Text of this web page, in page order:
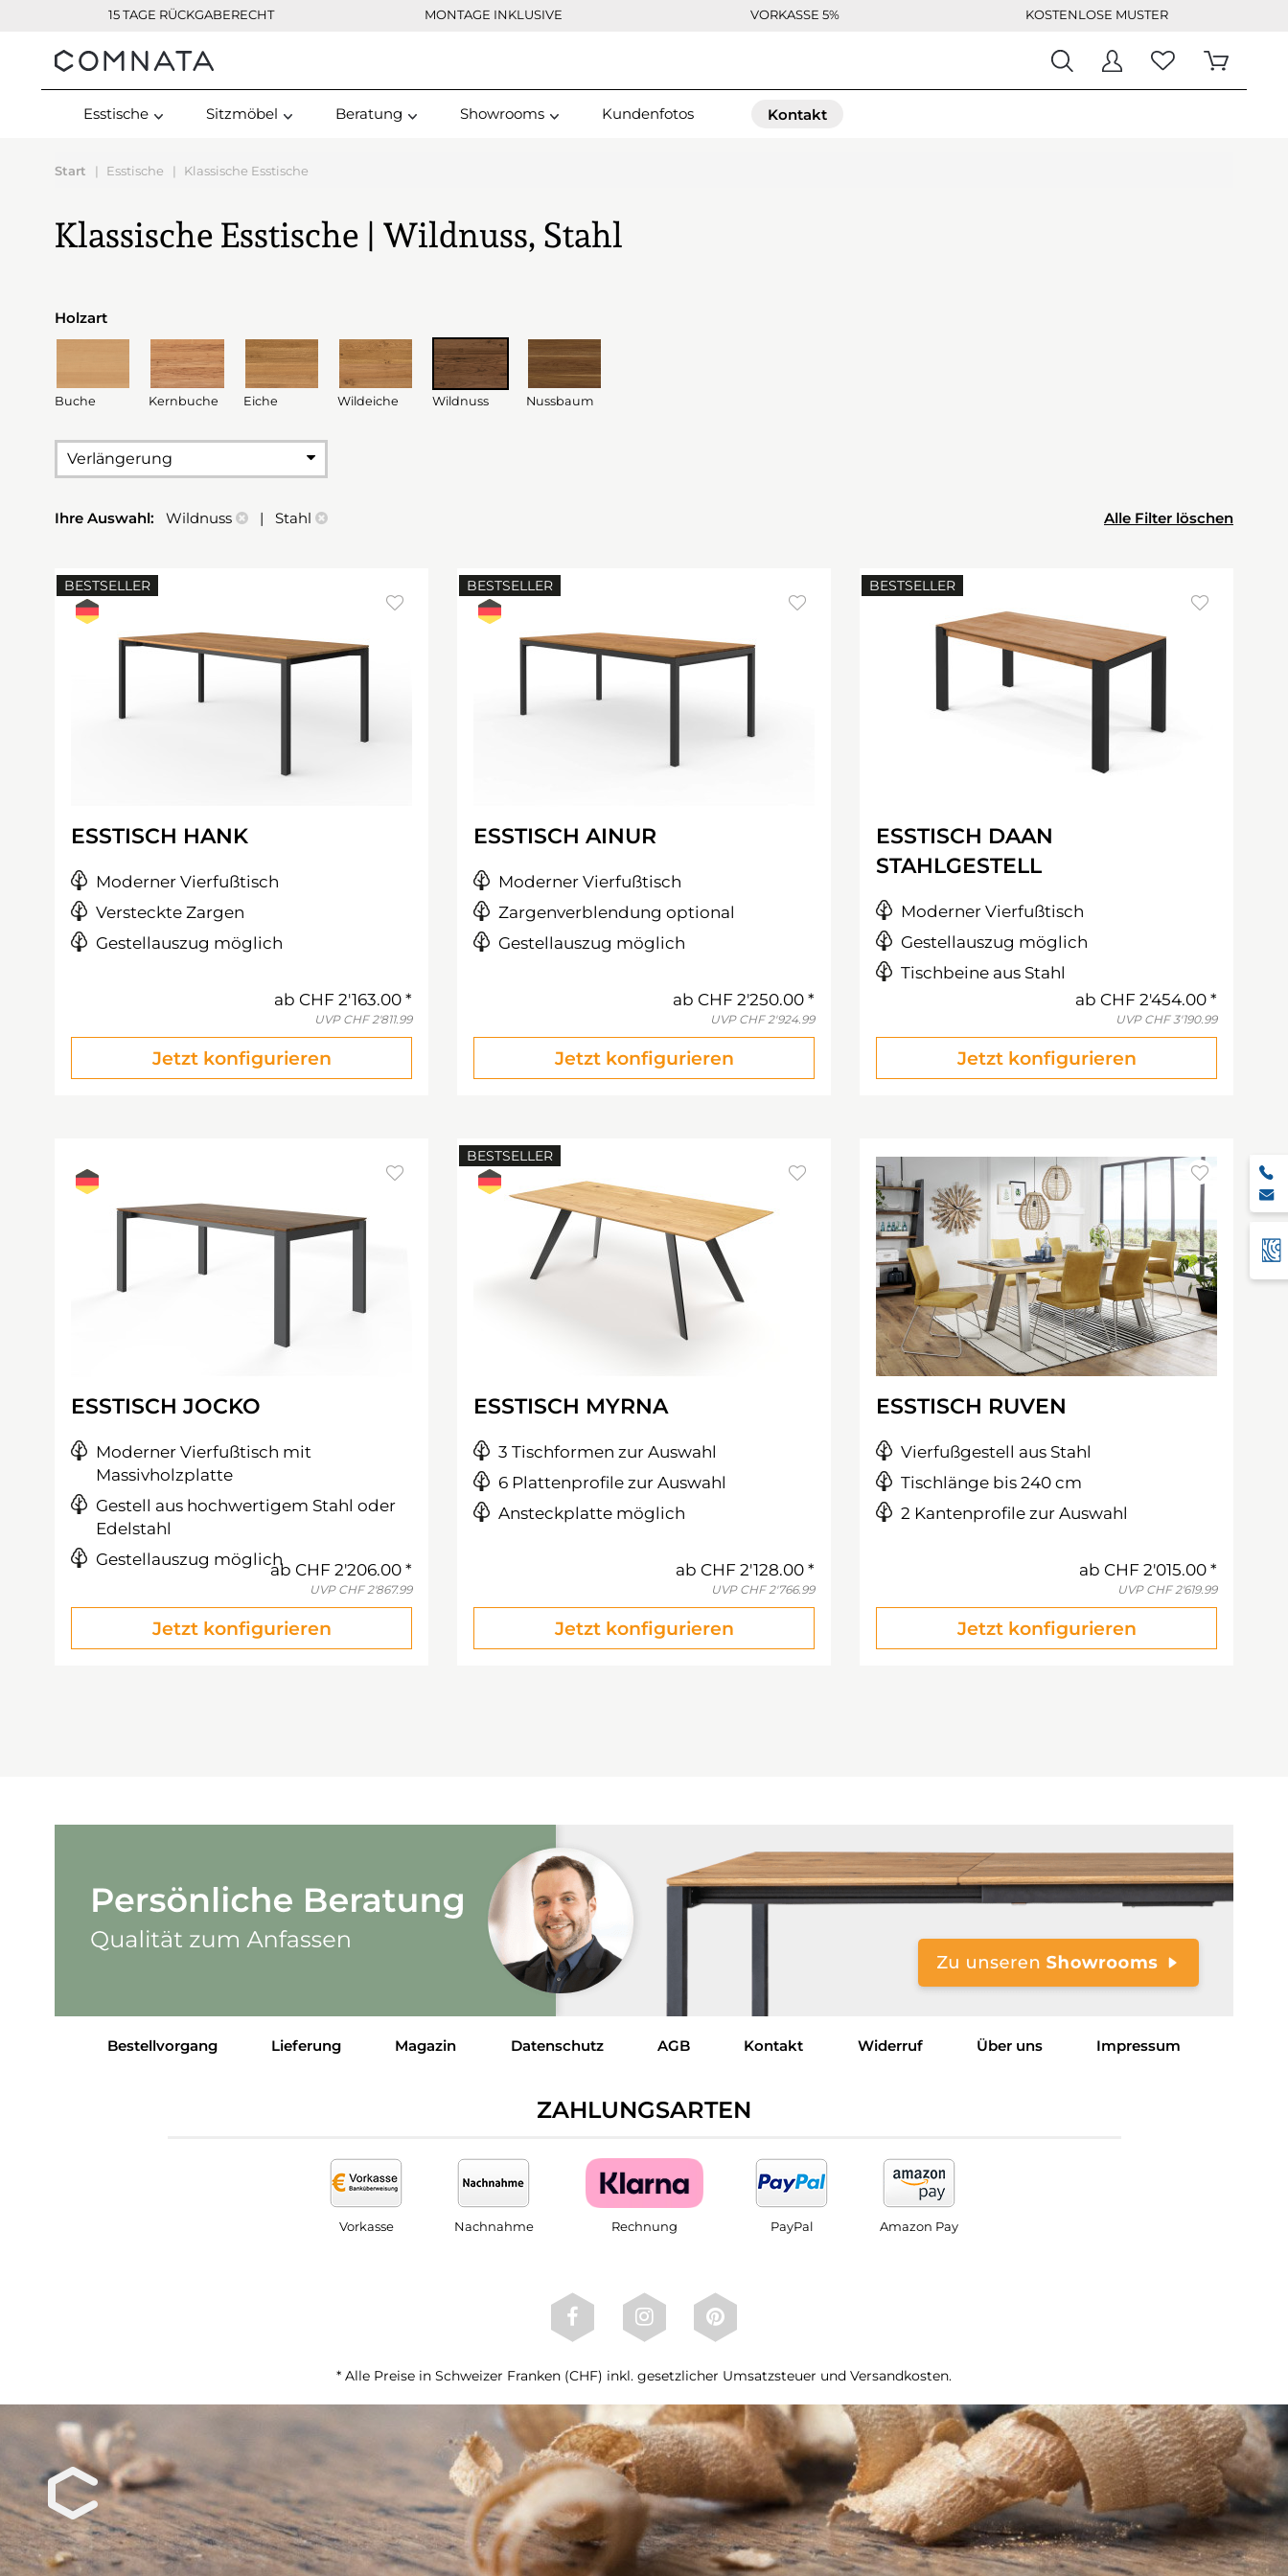
15 TAGE RÜCKGABERECHT MONTAGE INKLUSIVE VORKASSE 5% KOSTENLOSE MUSTER
Kontakt
Esstische Sitzmöbel Beratung Showrooms Kundenfotos Kontakt
Start Esstische Klassische Esstische
Klassische Esstische | Wildnuss, Stahl
Holzart
Buche Kernbuche Eiche Wildeiche Wildnuss Nussbaum
Verlängerung
Ihre Auswahl: Wildnuss | Stahl Alle Filter löschen
BESTSELLER
ESSTISCH HANK
Moderner Vierfußtisch
Versteckte Zargen
Gestellauszug möglich
ab CHF 2'163.00
UVP CHF 2'811.99
Jetzt konfigurieren
BESTSELLER
ESSTISCH AINUR
Moderner Vierfußtisch
Zargenverblendung optional
Gestellauszug möglich
ab CHF 2'250.00
UVP CHF 2'924.99
Jetzt konfigurieren
BESTSELLER
ESSTISCH DAAN
STAHLGESTELL
Moderner Vierfußtisch
Gestellauszug möglich
Tischbeine aus Stahl
ab CHF 2'454.00
UVP CHF 3'190.99
Jetzt konfigurieren
ESSTISCH JOCKO
Moderner Vierfußtisch mit
Massivholzplatte
Gestell aus hochwertigem Stahl oder
Edelstahl
Gestellauszug möglich
ab CHF 2'206.00
UVP CHF 2'867.99
Jetzt konfigurieren
BESTSELLER
ESSTISCH MYRNA
3 Tischformen zur Auswahl
6 Plattenprofile zur Auswahl
Ansteckplatte möglich
ab CHF 2'128.00
UVP CHF 2'766.99
Jetzt konfigurieren
ESSTISCH RUVEN
Vierfußgestell aus Stahl
Tischlänge bis 240 cm
2 Kantenprofile zur Auswahl
ab CHF 2'015.00
UVP CHF 2'619.99
Jetzt konfigurieren
Bestellvorgang Lieferung Magazin Datenschutz AGB Kontakt Widerruf Über uns Impressum
ZAHLUNGSARTEN
Vorkasse Nachnahme Rechnung PayPal Amazon Pay
* Alle Preise in Schweizer Franken (CHF) inkl. gesetzlicher Umsatzsteuer und Versandkosten.